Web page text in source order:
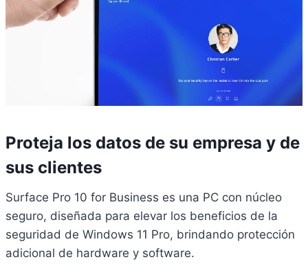
Proteja los datos de su empresa y de
sus clientes
Surface Pro 10 for Business es una PC con núcleo
seguro, diseñada para elevar los beneficios de la
seguridad de Windows 11 Pro, brindando protección
adicional de hardware y software.